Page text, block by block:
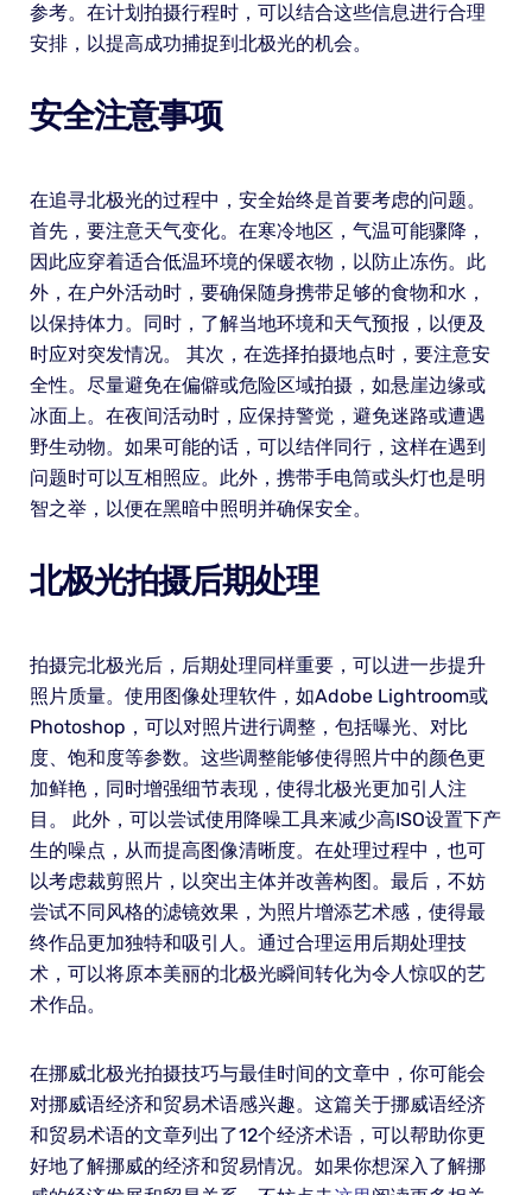
参考。在计划拍摄行程时，可以结合这些信息进行合理
安排，以提高成功捕捉到北极光的机会。
安全注意事项
在追寻北极光的过程中，安全始终是首要考虑的问题。
首先，要注意天气变化。在寒冷地区，气温可能骤降，
因此应穿着适合低温环境的保暖衣物，以防止冻伤。此
外，在户外活动时，要确保随身携带足够的食物和水，
以保持体力。同时，了解当地环境和天气预报，以便及
时应对突发情况。 其次，在选择拍摄地点时，要注意安
全性。尽量避免在偏僻或危险区域拍摄，如悬崖边缘或
冰面上。在夜间活动时，应保持警觉，避免迷路或遭遇
野生动物。如果可能的话，可以结伴同行，这样在遇到
问题时可以互相照应。此外，携带手电筒或头灯也是明
智之举，以便在黑暗中照明并确保安全。
北极光拍摄后期处理
拍摄完北极光后，后期处理同样重要，可以进一步提升
照片质量。使用图像处理软件，如Adobe Lightroom或
Photoshop，可以对照片进行调整，包括曝光、对比
度、饱和度等参数。这些调整能够使得照片中的颜色更
加鲜艳，同时增强细节表现，使得北极光更加引人注
目。 此外，可以尝试使用降噪工具来减少高ISO设置下产
生的噪点，从而提高图像清晰度。在处理过程中，也可
以考虑裁剪照片，以突出主体并改善构图。最后，不妨
尝试不同风格的滤镜效果，为照片增添艺术感，使得最
终作品更加独特和吸引人。通过合理运用后期处理技
术，可以将原本美丽的北极光瞬间转化为令人惊叹的艺
术作品。
在挪威北极光拍摄技巧与最佳时间的文章中，你可能会
对挪威语经济和贸易术语感兴趣。这篇关于挪威语经济
和贸易术语的文章列出了12个经济术语，可以帮助你更
好地了解挪威的经济和贸易情况。如果你想深入了解挪